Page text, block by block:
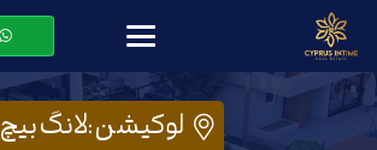
لوکیشن :لانگ بیچ